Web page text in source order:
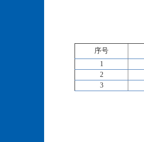
序号
1
2
3